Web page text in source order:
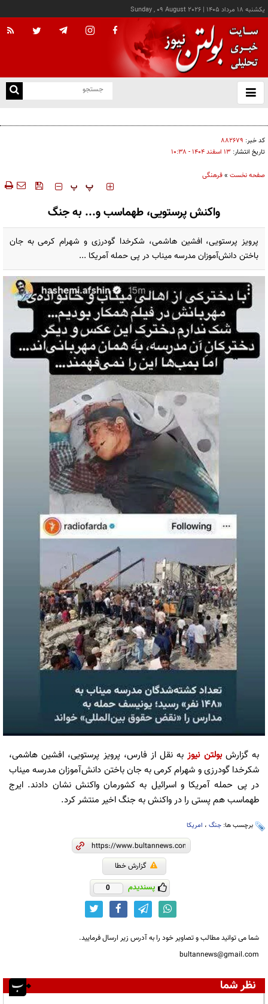
يکشنبه ۱۸ مرداد ۱۴۰۵ |
Sunday , 09 August 2026
باز
و
کد خبر: ۸۸۲۶۷۹
تاریخ انتشار: ۱۳ اسفند ۱۴۰۴ - ۱۰:۳۸
صفحه نخست »فرهنگی
‍‍‍ پ پ
واکنش پرستویی، طهماسب و... به جنگ
پرویز پرستویی، افشین هاشمی، شکرخدا گودرزی و شهرام کرمی به جان
باختن دانش‌آموزان مدرسه میناب در پی حمله آمریکا ...
به گزارشبولتن نیوزبه نقل از فارس، پرویز پرستویی، افشین هاشمی،
شکرخدا گودرزی و شهرام کرمی به جان باختن دانش‌آموزان مدرسه میناب
در پی حمله آمریکا و اسرائیل به کشورمان واکنش نشان دادند. ایرج
طهماسب هم پستی را در واکنش به جنگ اخیر منتشر کرد.
برچسب ها: جنگ ، امریکا
گزارش خطا
پسندیدم 0
شما می توانید مطالب و تصاویر خود را به آدرس زیر ارسال فرمایید.
bultannews@gmail.com
نظر شما